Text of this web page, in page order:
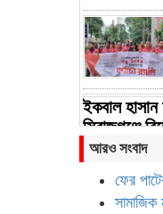
ইকবাল হাসান
সিরাজগঞ্জে
সিরাজগঞ্জে
হাজার টাকা
আরও সংবাদ
ফের